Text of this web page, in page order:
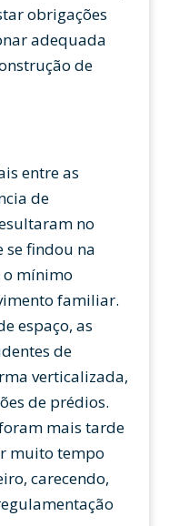
obrigações
adequada
de
entre as
de
no
se findou na
o mínimo
familiar.
espaço, as
de
verticalizada,
de prédios.
mais tarde
muito tempo
carecendo,